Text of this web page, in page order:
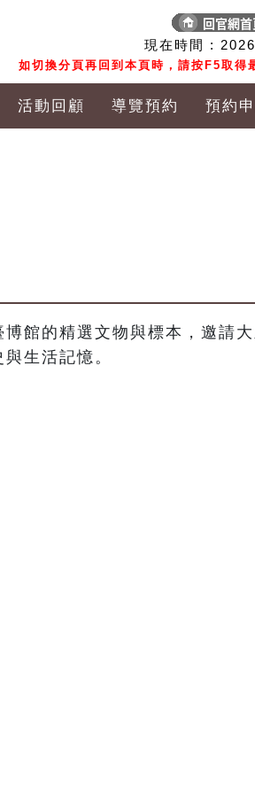
現在時間 :
如切換分頁再回到本頁時，請按F5取得
活動回顧 導覽預約 預約
館的精選文物與標本，邀請
生活記憶。